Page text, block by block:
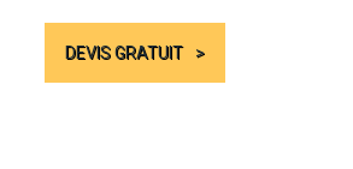
DEVIS GRATUIT